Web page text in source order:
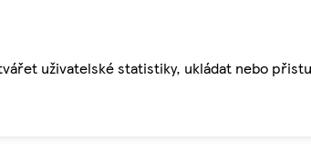
uživatelské statistiky, ukládat nebo